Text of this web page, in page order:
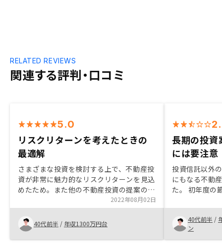
関連する評判・口コミ
RELATED REVIEWS
5.0
リスクリターンを考えたときの
最適解
さまざまな投資を検討する上で、不動産投
資が非常に魅力的なリスクリターンを見込
めたため。また他の不動産投資の提案の中
でRenosyさんが最も競争力の高い物件を
ご提案いただいたので、すぐに物件を購入
する判断にいたった。
2022年08月02日
40代前半 / 年収1300万円台
長期の投資
には要注意
投資信託以外
にもなる不動
た。 初年度の
追加購入を検
の動向は23
見ていく必要
物件の価値に
40代前半 /
ン